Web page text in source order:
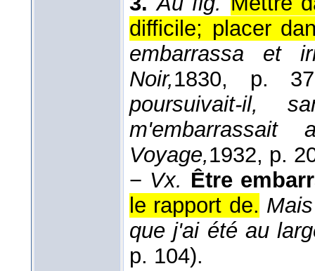
difficile; placer
embarrassa et
Noir,1830, p.
poursuivait-il,
Voyage,1932, p.
− Vx. Être
le rapport de.
que j'ai été au
p. 104).